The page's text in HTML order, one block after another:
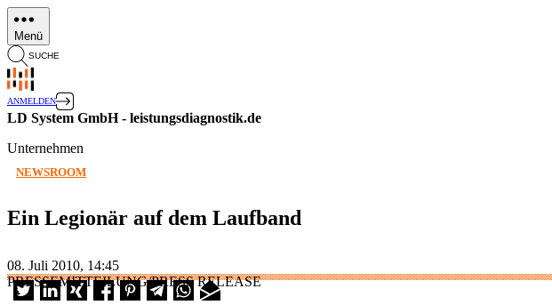
Direkt
zum
Inhalt
Menü
SUCHE
ANMELDEN
LD System GmbH - leistungsdiagnostik.de
Unternehmen
NEWSROOM
Ein Legionär auf dem Laufband
08. Juli 2010, 14:45
PRESSEMITTEILUNG/PRESS RELEASE